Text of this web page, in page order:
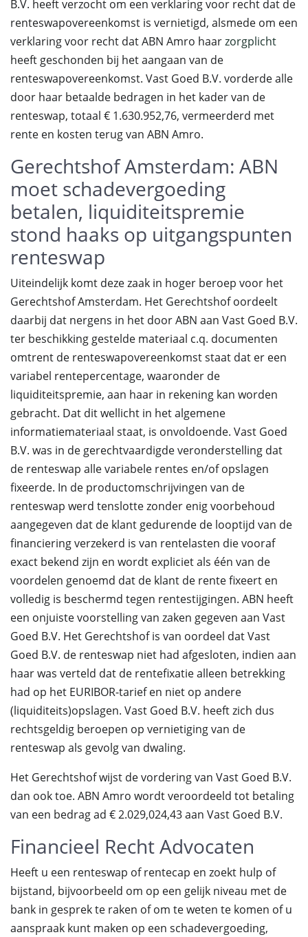
B.V. heeft verzocht om een verklaring voor recht dat de
renteswapovereenkomst is vernietigd, alsmede om een
verklaring voor recht dat ABN Amro haarzorgplicht
heeft geschonden bij het aangaan van de
renteswapovereenkomst. Vast Goed B.V. vorderde alle
door haar betaalde bedragen in het kader van de
renteswap, totaal € 1.630.952,76, vermeerderd met
rente en kosten terug van ABN Amro.
Gerechtshof Amsterdam: ABN
moet schadevergoeding
betalen, liquiditeitspremie
stond haaks op uitgangspunten
renteswap
Uiteindelijk komt deze zaak in hoger beroep voor het
Gerechtshof Amsterdam. Het Gerechtshof oordeelt
daarbij dat nergens in het door ABN aan Vast Goed B.V.
ter beschikking gestelde materiaal c.q. documenten
omtrent de renteswapovereenkomst staat dat er een
variabel rentepercentage, waaronder de
liquiditeitspremie, aan haar in rekening kan worden
gebracht. Dat dit wellicht in het algemene
informatiemateriaal staat, is onvoldoende. Vast Goed
B.V. was in de gerechtvaardigde veronderstelling dat
de renteswap alle variabele rentes en/of opslagen
fixeerde. In de productomschrijvingen van de
renteswap werd tenslotte zonder enig voorbehoud
aangegeven dat de klant gedurende de looptijd van de
financiering verzekerd is van rentelasten die vooraf
exact bekend zijn en wordt expliciet als één van de
voordelen genoemd dat de klant de rente fixeert en
volledig is beschermd tegen rentestijgingen. ABN heeft
een onjuiste voorstelling van zaken gegeven aan Vast
Goed B.V. Het Gerechtshof is van oordeel dat Vast
Goed B.V. de renteswap niet had afgesloten, indien aan
haar was verteld dat de rentefixatie alleen betrekking
had op het EURIBOR-tarief en niet op andere
(liquiditeits)opslagen. Vast Goed B.V. heeft zich dus
rechtsgeldig beroepen op vernietiging van de
renteswap als gevolg van dwaling.
Het Gerechtshof wijst de vordering van Vast Goed B.V.
dan ook toe. ABN Amro wordt veroordeeld tot betaling
van een bedrag ad € 2.029,024,43 aan Vast Goed B.V.
Financieel Recht Advocaten
Heeft u een renteswap of rentecap en zoekt hulp of
bijstand, bijvoorbeeld om op een gelijk niveau met de
bank in gesprek te raken of om te weten te komen of u
aanspraak kunt maken op een schadevergoeding,